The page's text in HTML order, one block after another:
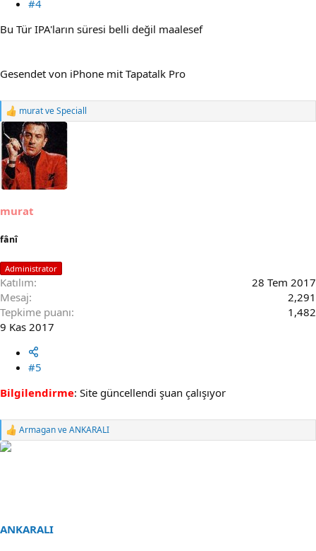
#4
Bu Tür IPA'ların süresi belli değil maalesef
Gesendet von iPhone mit Tapatalk Pro
R
a
c
t
i
o
:
muratveSpeciall
murat
fânî
Administrator
Katılım
28 Tem 2017
Mesaj
2,291
Tepkime puanı
1,482
9 Kas 2017
#5
Bilgilendirme: Site güncellendi şuan çalışıyor
R
e
s
:
ArmaganveANKARALI
ANKARALI